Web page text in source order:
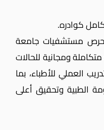
كوادره.
حرص مستشفيات جامعة
ومجانية للحالات
العملي للأطباء، بما
الطبية وتحقيق أعلى